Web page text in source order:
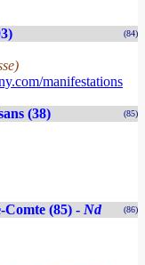
(84)
manifestations
(38) (85)
Comte (85) - Nd (86)